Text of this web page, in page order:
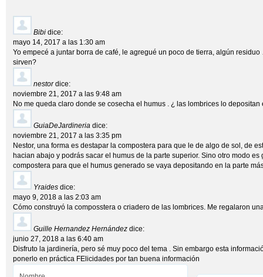
Bibi dice:
mayo 14, 2017 a las 1:30 am
Yo empecé a juntar borra de café, le agregué un poco de tierra, algún
sirven?
nestor dice:
noviembre 21, 2017 a las 9:48 am
No me queda claro donde se cosecha el humus . ¿ las lombrices lo
GuiaDeJardineria dice:
noviembre 21, 2017 a las 3:35 pm
Nestor, una forma es destapar la compostera para que le de algo de sol, de
hacian abajo y podrás sacar el humus de la parte superior. Sino otro modo
compostera para que el humus generado se vaya depositando en la parte
Yraides dice:
mayo 9, 2018 a las 2:03 am
Cómo construyó la composstera o criadero de las lombrices. Me regalaron
Guille Hernandez Hernández dice:
junio 27, 2018 a las 6:40 am
Disfruto la jardinería, pero sé muy poco del tema . Sin embargo esta
ponerlo en práctica FElicidades por tan buena información